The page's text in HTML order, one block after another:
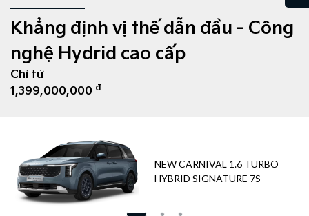
Khẳng định vị thế dẫn đầu - Công
nghệ Hydrid cao cấp
Chỉ từ
1,399,000,000 đ
NEW CARNIVAL 1.6 TURBO
HYBRID SIGNATURE 7S